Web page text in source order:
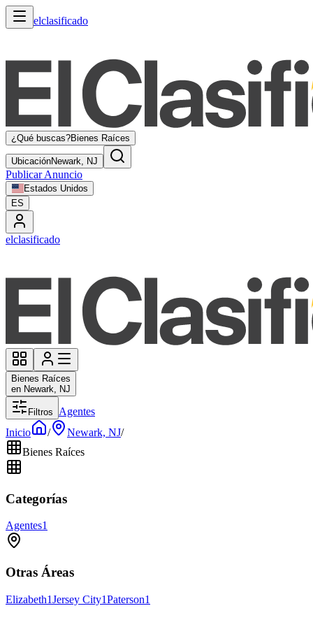
elclasificado
¿Qué buscas?Bienes Raíces
UbicaciónNewark, NJ
Publicar Anuncio
Estados Unidos
ES
elclasificado
Bienes Raíces
en Newark, NJ
Filtros
Agentes
Inicio
/ Newark, NJ/
Bienes Raíces
Categorías
Agentes1
Otras Áreas
Elizabeth1Jersey City1Paterson1